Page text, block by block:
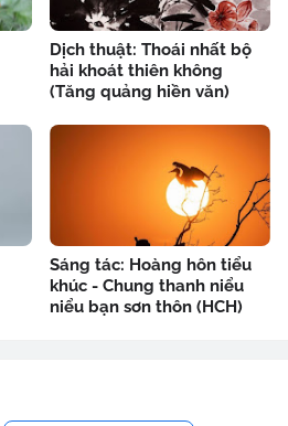
Dịch thuật: Thoái nhất bộ
hải khoát thiên không
(Tăng quảng hiền văn)
Sáng tác: Hoàng hôn tiểu
khúc - Chung thanh niểu
niểu bạn sơn thôn (HCH)